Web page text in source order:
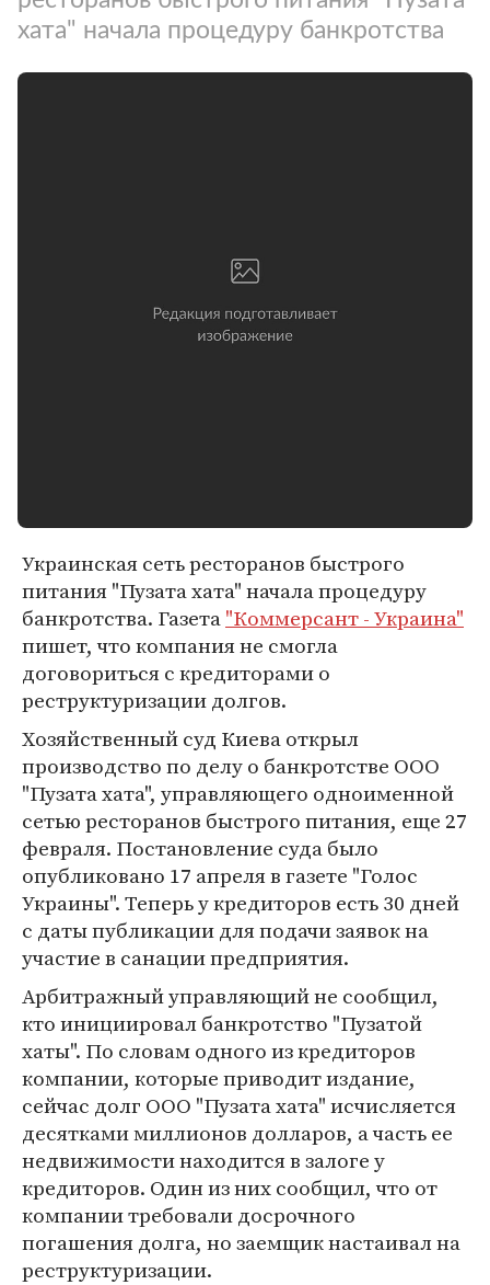
хата" начала процедуру банкротства
Украинская сеть ресторанов быстрого
питания "Пузата хата" начала процедуру
банкротства. Газета"Коммерсант - Украина"
пишет, что компания не смогла
договориться с кредиторами о
реструктуризации долгов.
Хозяйственный суд Киева открыл
производство по делу о банкротстве ООО
"Пузата хата", управляющего одноименной
сетью ресторанов быстрого питания, еще 27
февраля. Постановление суда было
опубликовано 17 апреля в газете "Голос
Украины". Теперь у кредиторов есть 30 дней
с даты публикации для подачи заявок на
участие в санации предприятия.
Арбитражный управляющий не сообщил,
кто инициировал банкротство "Пузатой
хаты". По словам одного из кредиторов
компании, которые приводит издание,
сейчас долг ООО "Пузата хата" исчисляется
десятками миллионов долларов, а часть ее
недвижимости находится в залоге у
кредиторов. Один из них сообщил, что от
компании требовали досрочного
погашения долга, но заемщик настаивал на
реструктуризации.